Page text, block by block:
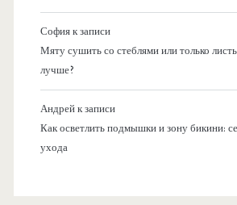
Софияк записи
Мяту сушить со стеблями или только
лучше?
Андрейк записи
Как осветлить подмышки и зону бикини:
ухода